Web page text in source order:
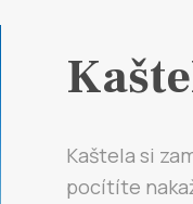
Kaštela si
pocítíte